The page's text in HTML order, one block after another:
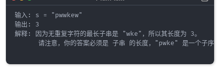
输入: s = "pwwkew"
输出: 3
解释: 因为无重复字符的最长子串是 "wke"，所以其长度为 3。
请注意，你的答案必须是 子串 的长度，"pwke" 是一个子序